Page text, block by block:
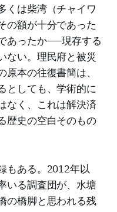
くは柴湾（チャイワ
の額が十分であった
あったか——現存する
ない。理民府と被災
本の往復書簡は、
としても、学術的に
なく、これは解決済
歴史の空白そのもの
もある。2012年以
いる調査団が、水塘
の橋脚と思われる残